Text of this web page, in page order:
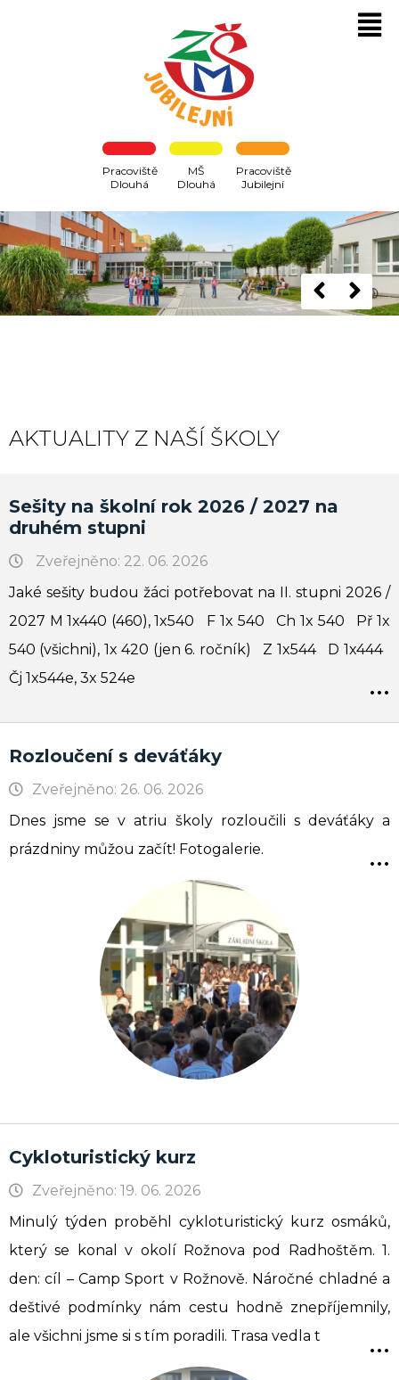
Pracoviště
Dlouhá
MŠ
Dlouhá
Pracoviště
Jubilejní
AKTUALITY Z NAŠÍ ŠKOLY
Sešity na školní rok 2026 / 2027 na
druhém stupni
Zveřejněno: 22. 06. 2026
Jaké sešity budou žáci potřebovat na II. stupni 2026 /
2027 M 1x440 (460), 1x540 F 1x 540 Ch 1x 540 Př 1x
540 (všichni), 1x 420 (jen 6. ročník) Z 1x544 D 1x444
Čj 1x544e, 3x 524e
...
Rozloučení s deváťáky
Zveřejněno: 26. 06. 2026
Dnes jsme se v atriu školy rozloučili s deváťáky a
prázdniny můžou začít! Fotogalerie.
...
Cykloturistický kurz
Zveřejněno: 19. 06. 2026
Minulý týden proběhl cykloturistický kurz osmáků,
který se konal v okolí Rožnova pod Radhoštěm. 1.
den: cíl – Camp Sport v Rožnově. Náročné chladné a
deštivé podmínky nám cestu hodně znepříjemnily,
ale všichni jsme si s tím poradili. Trasa vedla t
...